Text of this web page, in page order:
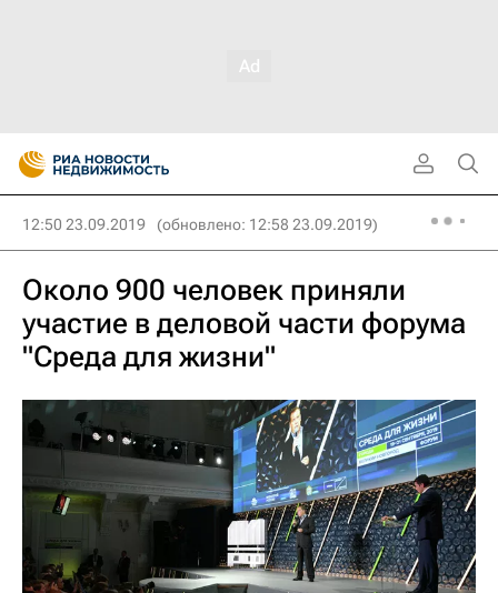
12:50 23.09.2019 (обновлено: 12:58 23.09.2019)
Около 900 человек приняли
участие в деловой части форума
"Среда для жизни"